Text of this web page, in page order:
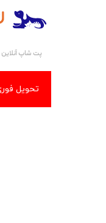
پت شاپ آنلاین